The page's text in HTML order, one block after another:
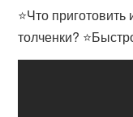
⭐️Что
толченки?